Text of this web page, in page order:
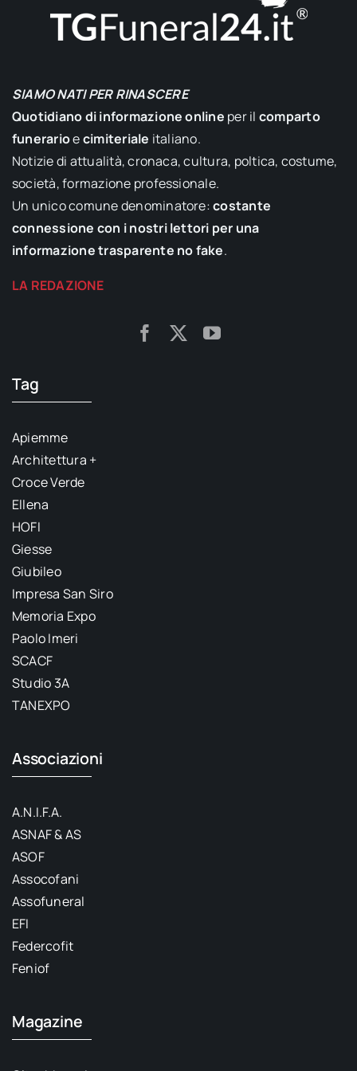
SIAMO NATI PER RINASCERE
Quotidiano di informazione online per il comparto
funerarioecimiteriale italiano.
Notizie di attualità, cronaca, cultura, poltica, costume,
società, formazione professionale.
Un unico comune denominatore:costante
connessione con i nostri lettori per una
informazione trasparente no fake.
LA REDAZIONE
Tag
Apiemme
Architettura +
Croce Verde
Ellena
HOFI
Giesse
Giubileo
Impresa San Siro
Memoria Expo
Paolo Imeri
SCACF
Studio 3A
TANEXPO
Associazioni
A.N.I.F.A.
ASNAF & AS
ASOF
Assocofani
Assofuneral
EFI
Federcofit
Feniof
Magazine